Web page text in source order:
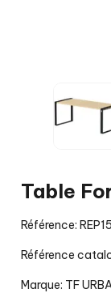
Table
Référence:
Référence
Marque: TF